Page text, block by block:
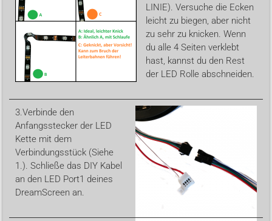
LINIE). Versuche die Ecken
leicht zu biegen, aber nicht
zu sehr zu knicken. Wenn
du alle 4 Seiten verklebt
hast, kannst du den Rest
der LED Rolle abschneiden.
3.Verbinde den
Anfangsstecker der LED
Kette mit dem
Verbindungsstück (Siehe
1.). Schließe das DIY Kabel
an den LED Port1 deines
DreamScreen an.